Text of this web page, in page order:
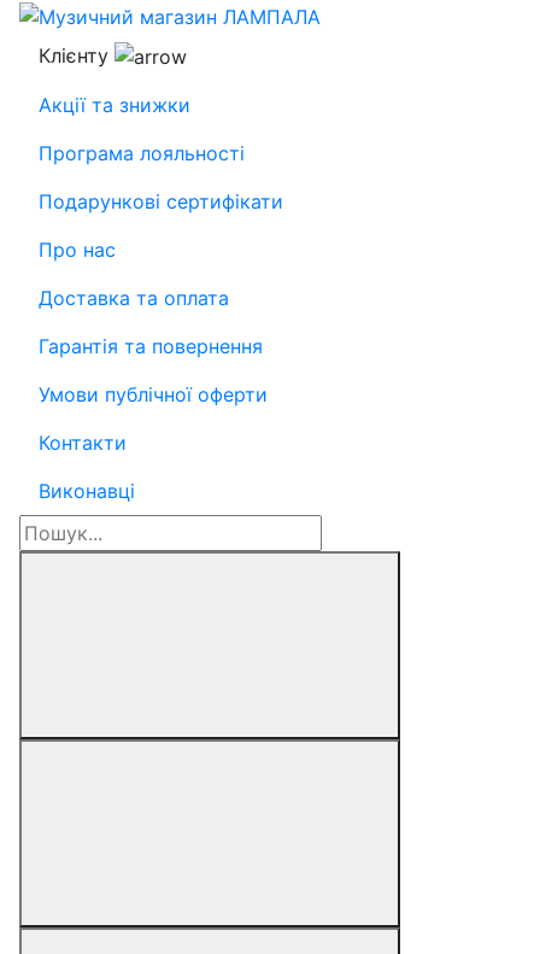
Клієнту
Акції та знижки
Програма лояльності
Подарункові сертифікати
Про нас
Доставка та оплата
Гарантія та повернення
Умови публічної оферти
Контакти
Виконавці